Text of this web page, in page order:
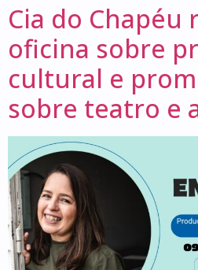
Cia do Chapéu
oficina sobre
cultural e
sobre teatro e